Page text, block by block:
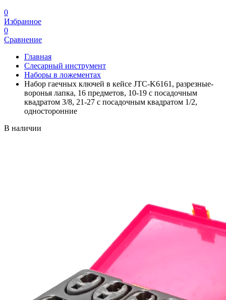
0
Избранное
0
Сравнение
Главная
Слесарный инструмент
Наборы в ложементах
Набор гаечных ключей в кейсе JTC-K6161, разрезные-
воронья лапка, 16 предметов, 10-19 с посадочным
квадратом 3/8, 21-27 с посадочным квадратом 1/2,
односторонние
В наличии